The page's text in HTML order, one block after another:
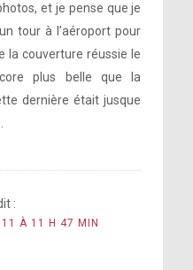
et je pense que je
tour à l’aéroport pour
la couverture réussie le
plus belle que la
dernière était jusque
:
À 11 H 47 MIN